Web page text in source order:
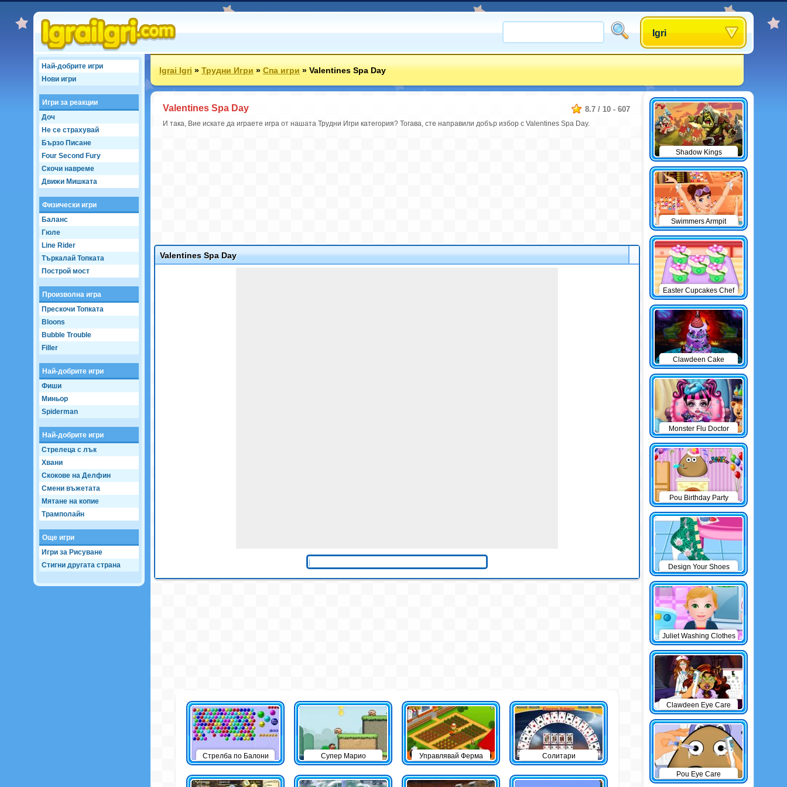
Igri
Най-добрите игри
Нови игри
Игри за реакции
Доч
Не се страхувай
Бързо Писане
Four Second Fury
Скочи навреме
Движи Мишката
Физически игри
Баланс
Гюле
Line Rider
Търкалай Топката
Построй мост
Произволна игра
Прескочи Топката
Bloons
Bubble Trouble
Filler
Най-добрите игри
Фиши
Миньор
Spiderman
Най-добрите игри
Стрелеца с лък
Хвани
Скокове на Делфин
Смени въжетата
Мятане на копие
Трамполайн
Още игри
Игри за Рисуване
Стигни другата страна
Igrai Igri»Трудни Игри»Спа игри»Valentines Spa Day
8.7 / 10 - 607
Valentines Spa Day
И така, Вие искате да играете игра от нашата Трудни Игри категория? Тогава, сте направили добър избор с Valentines Spa Day.
Valentines Spa Day
Стрелба по Балони Супер Марио Управлявай Ферма Солитари
Shadow Kings
Swimmers Armpit
Easter Cupcakes Chef
Clawdeen Cake
Monster Flu Doctor
Pou Birthday Party
Design Your Shoes
Juliet Washing Clothes
Clawdeen Eye Care
Pou Eye Care